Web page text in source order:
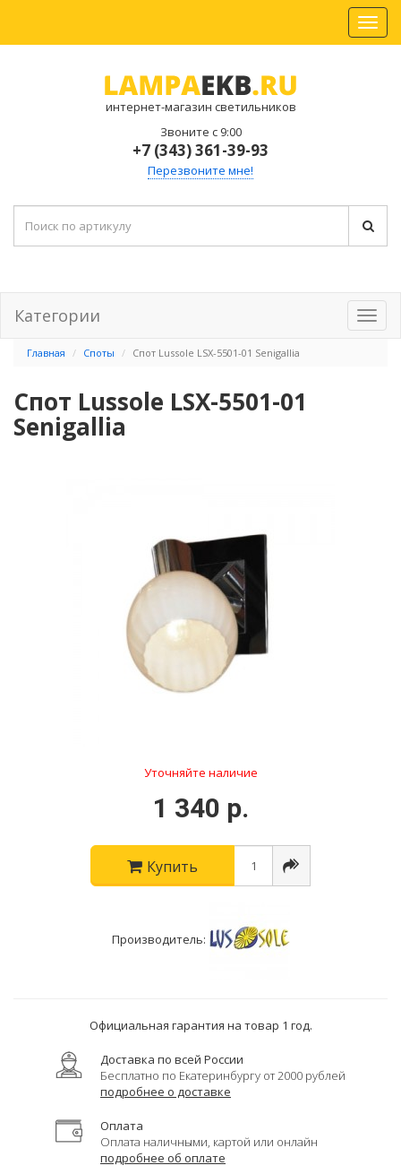
интернет-магазин светильников
Звоните с 9:00
+7 (343) 361-39-93
Перезвоните мне!
Категории
Главная Споты Спот Lussole LSX-5501-01 Senigallia
Спот Lussole LSX-5501-01
Senigallia
Уточняйте наличие
1 340 р.
Купить
Производитель:
Официальная гарантия на товар 1 год.
Доставка по всей России
Бесплатно по Екатеринбургу от 2000 рублей
подробнее о доставке
Оплата
Оплата наличными, картой или онлайн
подробнее об оплате